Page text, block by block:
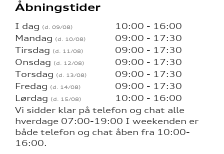
Åbningstider
I dag
10:00 - 16:00
Mandag
09:00 - 17:30
Tirsdag
09:00 - 17:30
Onsdag
09:00 - 17:30
Torsdag
09:00 - 17:30
Fredag
09:00 - 17:30
Lørdag
10:00 - 16:00
Vi sidder klar på telefon og chat alle
hverdage 07:00-19:00 I weekenden er
både telefon og chat åben fra 10:00-
16:00.